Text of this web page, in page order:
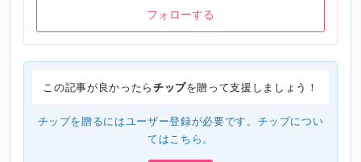
フォローする
この記事が良かったらチップを贈って支援しましょう！
チップを贈るにはユーザー登録が必要です。チップについ
ては こちら 。